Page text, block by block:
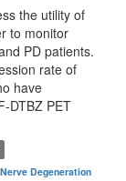
the utility of
to monitor
PD patients.
rate of
have
DTBZ PET
Nerve Degeneration